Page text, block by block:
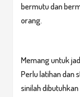
bermutu dan
orang.
Memang untuk
Perlu latihan dan
sinilah